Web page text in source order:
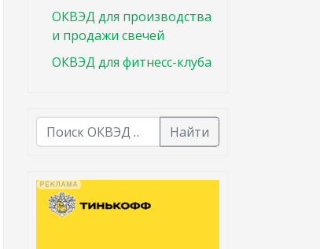
ОКВЭД для производства
и продажи свечей
ОКВЭД для фитнесс-клуба
Найти
В списке найденных результатов